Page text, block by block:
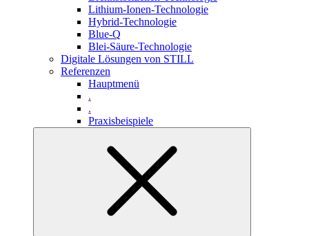
Lithium-Ionen-Technologie
Hybrid-Technologie
Blue-Q
Blei-Säure-Technologie
Digitale Lösungen von STILL
Referenzen
Hauptmenü
.
.
Praxisbeispiele